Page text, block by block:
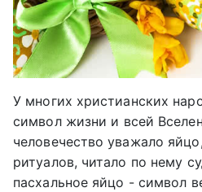
У многих христианских
символ жизни и всей
человечество уважало
ритуалов, читало по нему
пасхальное яйцо - символ